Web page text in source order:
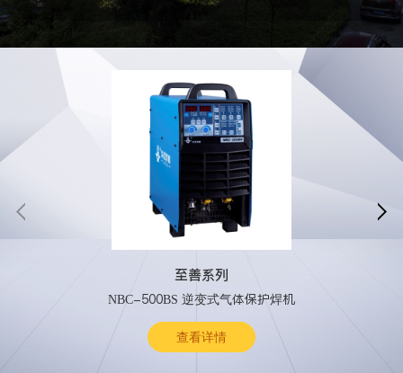
至善系列
NBC-500BS 逆变式气体保护焊机
查看详情
 